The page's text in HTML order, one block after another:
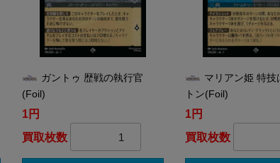
ガントゥ 歴戦の執行官
(Foil)
1円
買取枚数
マリアン姫 特技
トン(Foil)
1円
買取枚数